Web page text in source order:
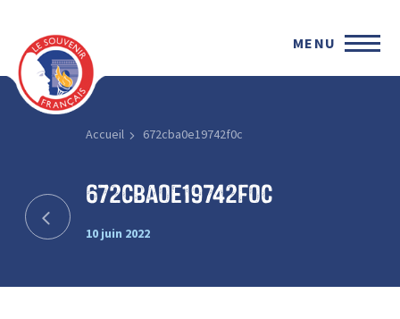
MENU
Accueil 672cba0e19742f0c
672cba0e19742f0c
10 juin 2022